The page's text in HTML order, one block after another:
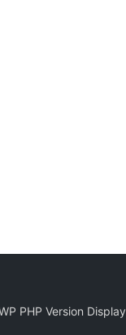
PHP Version Display